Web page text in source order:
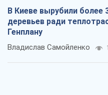
В Киеве вырубили более
деревьев ради
Генплану
Владислав Самойленко